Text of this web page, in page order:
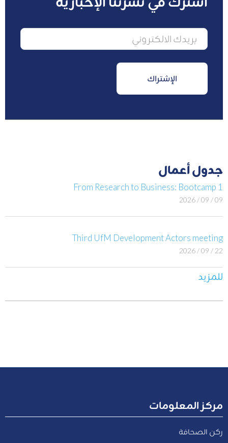
جدول أعمال
From Research to Business: Bootcamp 1
09 / 09 / 2026
Third UfM Development Actors meeting
22 / 09 / 2026
للمزيد
مركز المعلومات
ركن الصحافة